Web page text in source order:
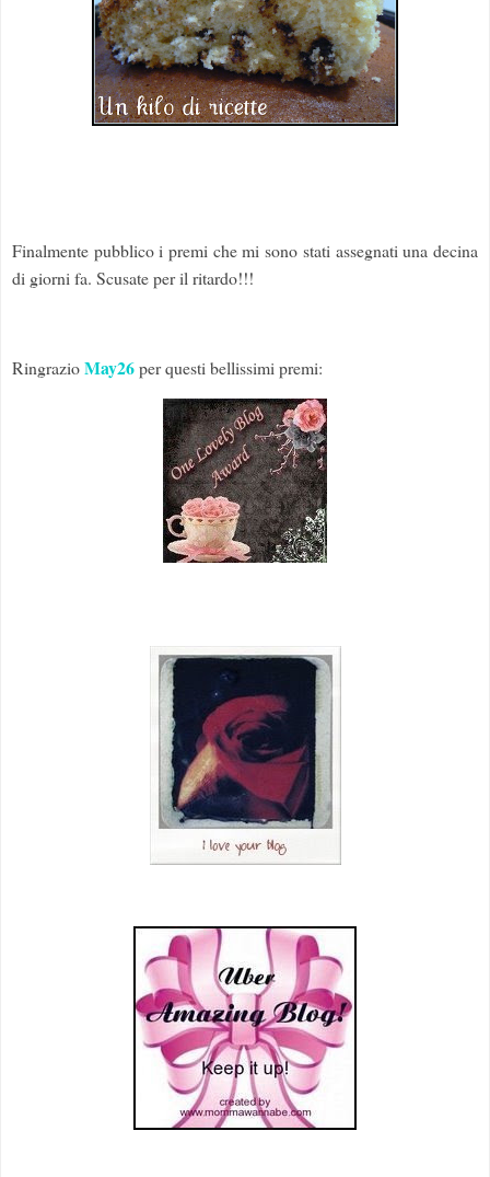
Finalmente pubblico i premi che mi sono stati assegnati una decina
di giorni fa. Scusate per il ritardo!!!
RingrazioMay26per questi bellissimi premi: